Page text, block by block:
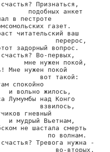
Признаться,
подобных анкет
в пестроте
газет.
читательский ваш
перерос,
задорный вопрос.
Во-первых,
мне нужен покой,
Мне нужен покой
вот такой:
спокойно
и вольно жилось,
Лумумбы над Конго
взвилось,
гневный
и мудрый Вьетнам,
не шастала смерть
по волнам.
Тревога нужна -
во-вторых.